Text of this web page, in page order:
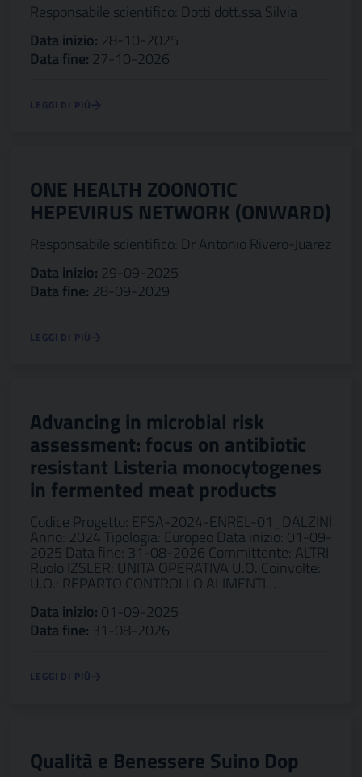
Responsabile scientifico: Dotti dott.ssa Silvia
Data inizio: 28-10-2025
Data fine: 27-10-2026
LEGGI DI PIÙ
ONE HEALTH ZOONOTIC
HEPEVIRUS NETWORK (ONWARD)
Responsabile scientifico: Dr Antonio Rivero-Juarez
Data inizio: 29-09-2025
Data fine: 28-09-2029
LEGGI DI PIÙ
Advancing in microbial risk
assessment: focus on antibiotic
resistant Listeria monocytogenes
in fermented meat products
Codice Progetto: EFSA-2024-ENREL-01_DALZINI
Anno: 2024 Tipologia: Europeo Data inizio: 01-09-
2025 Data fine: 31-08-2026 Committente: ALTRI
Ruolo IZSLER: UNITA OPERATIVA U.O. Coinvolte:
U.O.: REPARTO CONTROLLO ALIMENTI…
Data inizio: 01-09-2025
Data fine: 31-08-2026
LEGGI DI PIÙ
Qualità e Benessere Suino Dop